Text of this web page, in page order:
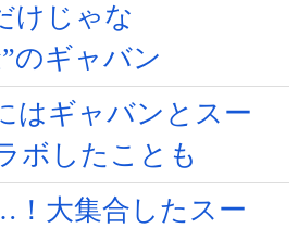
けじゃな
のギャバン
はギャバンとスー
ボしたことも
！大集合したスー